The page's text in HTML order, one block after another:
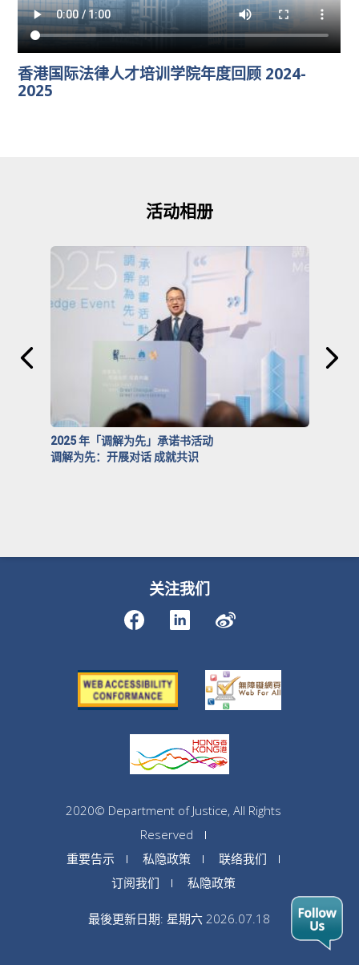
香港国际法律人才培训学院年度回顾 2024-
2025
活动相册
2025 年「调解为先」承诺书活动
调解为先：开展对话 成就共识
关注我们
2020© Department of Justice, All Rights
Reserved
重要告示
私隐政策
联络我们
订阅我们
私隐政策
最後更新日期: 星期六 2026.07.18